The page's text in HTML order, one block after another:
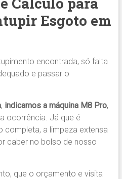
Esgoto em
encontrada, só falta
e passar o
, indicamos a máquina M8 Pro,
ocorrência. Já que é
completa, a limpeza extensa
caber no bolso de nosso
que o orçamento e visita